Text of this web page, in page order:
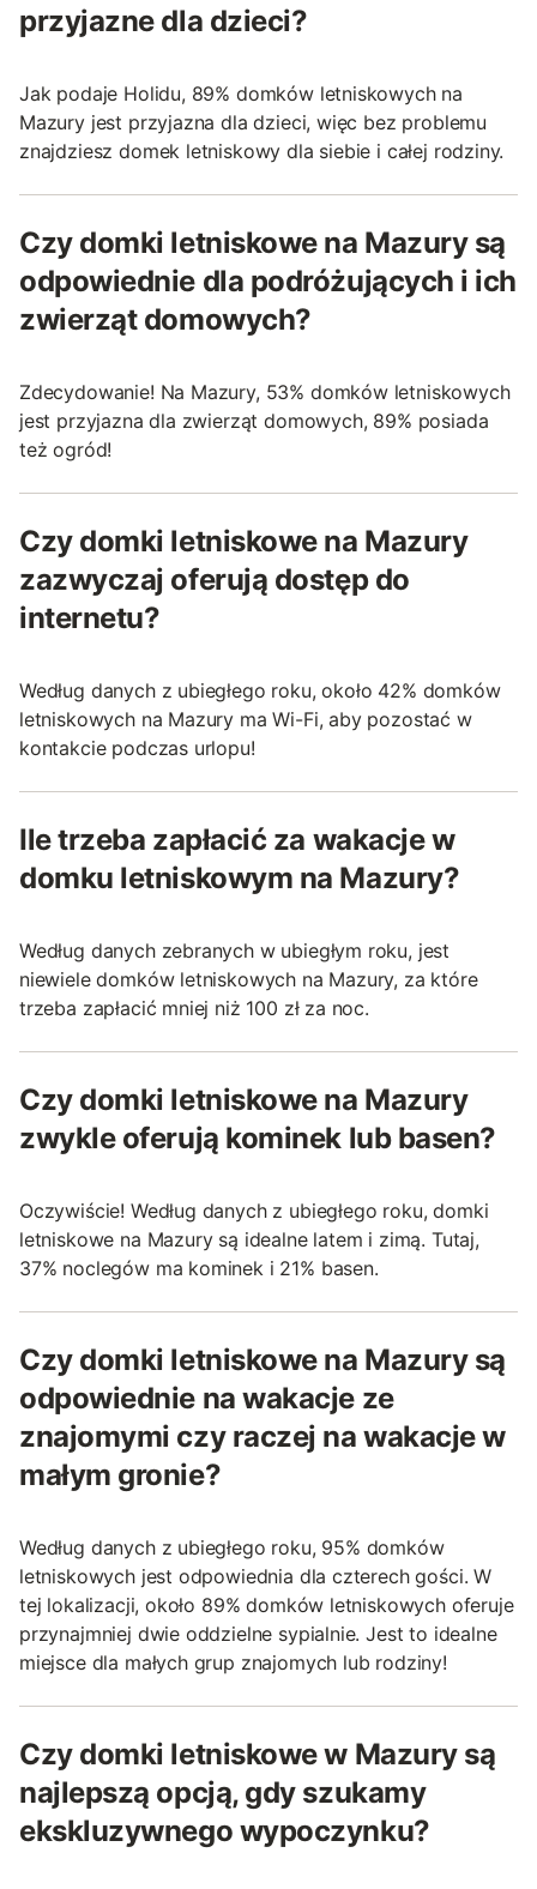
przyjazne dla dzieci?
Jak podaje Holidu, 89% domków letniskowych na
Mazury jest przyjazna dla dzieci, więc bez problemu
znajdziesz domek letniskowy dla siebie i całej rodziny.
Czy domki letniskowe na Mazury są
odpowiednie dla podróżujących i ich
zwierząt domowych?
Zdecydowanie! Na Mazury, 53% domków letniskowych
jest przyjazna dla zwierząt domowych, 89% posiada
też ogród!
Czy domki letniskowe na Mazury
zazwyczaj oferują dostęp do
internetu?
Według danych z ubiegłego roku, około 42% domków
letniskowych na Mazury ma Wi-Fi, aby pozostać w
kontakcie podczas urlopu!
Ile trzeba zapłacić za wakacje w
domku letniskowym na Mazury?
Według danych zebranych w ubiegłym roku, jest
niewiele domków letniskowych na Mazury, za które
trzeba zapłacić mniej niż 100 zł za noc.
Czy domki letniskowe na Mazury
zwykle oferują kominek lub basen?
Oczywiście! Według danych z ubiegłego roku, domki
letniskowe na Mazury są idealne latem i zimą. Tutaj,
37% noclegów ma kominek i 21% basen.
Czy domki letniskowe na Mazury są
odpowiednie na wakacje ze
znajomymi czy raczej na wakacje w
małym gronie?
Według danych z ubiegłego roku, 95% domków
letniskowych jest odpowiednia dla czterech gości. W
tej lokalizacji, około 89% domków letniskowych oferuje
przynajmniej dwie oddzielne sypialnie. Jest to idealne
miejsce dla małych grup znajomych lub rodziny!
Czy domki letniskowe w Mazury są
najlepszą opcją, gdy szukamy
ekskluzywnego wypoczynku?